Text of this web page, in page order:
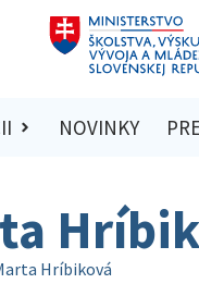
NOVINKY
Hríbiková